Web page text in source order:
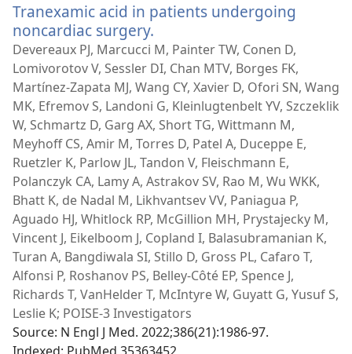
вікні)
Tranexamic acid in patients undergoing
noncardiac surgery.
у
новому
вікні)
Devereaux PJ, Marcucci M, Painter TW, Conen D,
Lomivorotov V, Sessler DI, Chan MTV, Borges FK,
Martínez-Zapata MJ, Wang CY, Xavier D, Ofori SN, Wang
MK, Efremov S, Landoni G, Kleinlugtenbelt YV, Szczeklik
W, Schmartz D, Garg AX, Short TG, Wittmann M,
Meyhoff CS, Amir M, Torres D, Patel A, Duceppe E,
Ruetzler K, Parlow JL, Tandon V, Fleischmann E,
Polanczyk CA, Lamy A, Astrakov SV, Rao M, Wu WKK,
Bhatt K, de Nadal M, Likhvantsev VV, Paniagua P,
Aguado HJ, Whitlock RP, McGillion MH, Prystajecky M,
Vincent J, Eikelboom J, Copland I, Balasubramanian K,
Turan A, Bangdiwala SI, Stillo D, Gross PL, Cafaro T,
Alfonsi P, Roshanov PS, Belley-Côté EP, Spence J,
Richards T, VanHelder T, McIntyre W, Guyatt G, Yusuf S,
Leslie K; POISE-3 Investigators
Source‎: N Engl J Med. 2022;386(21):1986-97.